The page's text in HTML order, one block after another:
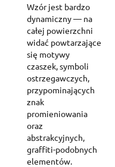
Wzór jest bardzo
dynamiczny — na
całej powierzchni
widać powtarzające
się motywy
czaszek, symboli
ostrzegawczych,
przypominających
znak
promieniowania
oraz
abstrakcyjnych,
graffiti-podobnych
elementów.